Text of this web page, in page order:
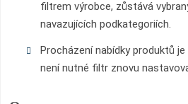
filtrem výrobce, zůstává
navazujících podkategoriích.
Procházení nabídky produktů
není nutné filtr znovu